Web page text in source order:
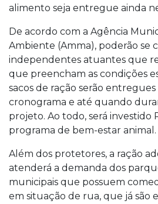
alimento seja entregue ainda
De acordo com a Agência
Ambiente (Amma), poderão se
independentes atuantes que
que preencham as condições
sacos de ração serão
cronograma e até quando
projeto. Ao todo, será investido
programa de bem-estar animal.
Além dos protetores, a ração
atenderá a demanda dos
municipais que possuem
em situação de rua, que já são